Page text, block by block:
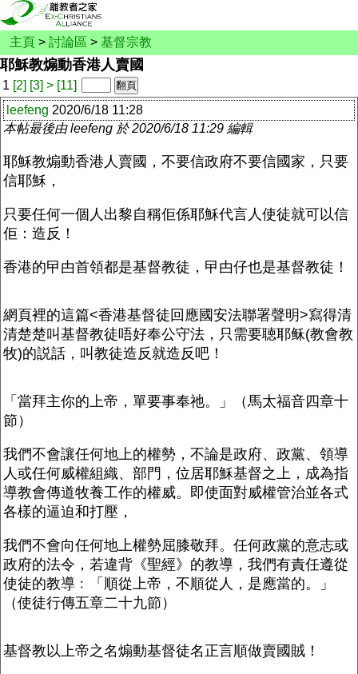
主頁 > 討論區 > 基督宗教
耶穌教煽動香港人賣國
1 [2] [3] > [11]
leefeng 2020/6/18 11:28
本帖最後由 leefeng 於 2020/6/18 11:29 編輯
耶穌教煽動香港人賣國，不要信政府不要信國家，只要
信耶穌，
只要任何一個人出黎自稱佢係耶穌代言人使徒就可以信
佢：造反！
香港的曱甴首領都是基督教徒，曱甴仔也是基督教徒！
網頁裡的這篇<香港基督徒回應國安法聯署聲明>寫得清
清楚楚叫基督教徒唔好奉公守法，只需要聴耶稣(教會教
牧)的説話，叫教徒造反就造反吧！
「當拜主你的上帝，單要事奉祂。」（馬太福音四章十
節）
我們不會讓任何地上的權勢，不論是政府、政黨、領導
人或任何威權組織、部門，位居耶穌基督之上，成為指
導教會傳道牧養工作的權威。即使面對威權管治並各式
各樣的逼迫和打壓，
我們不會向任何地上權勢屈膝敬拜。任何政黨的意志或
政府的法令，若違背《聖經》的教導，我們有責任遵從
使徒的教導﹕「順從上帝，不順從人，是應當的。」
（使徒行傳五章二十九節）
基督教以上帝之名煽動基督徒名正言順做賣國賊！